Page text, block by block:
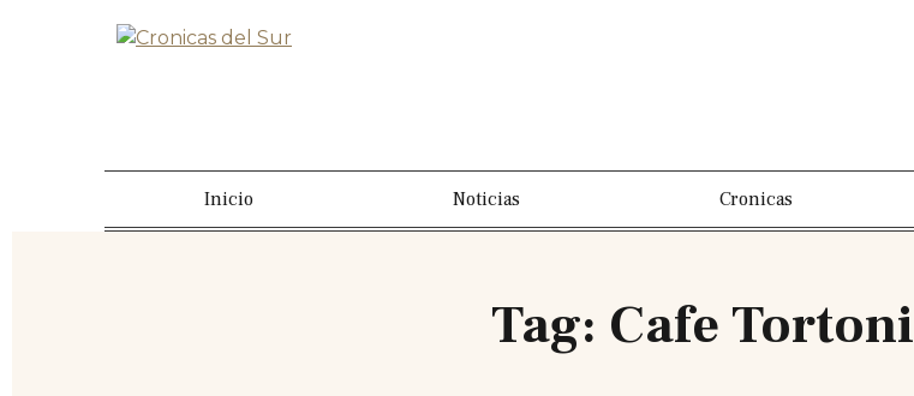
Inicio Noticias Cronicas
Tag: Cafe Tortoni